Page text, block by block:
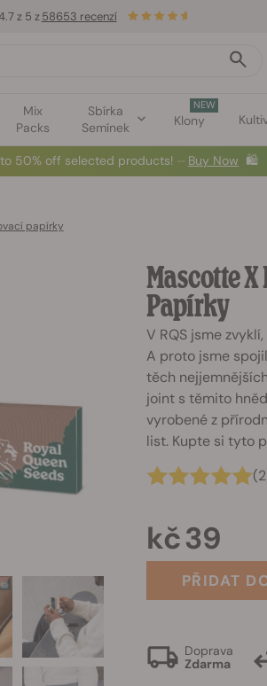
Mix
Packs
Sbírka
Semínek
NEW
Klony
z 5 z 58653 recenzí
to 50% off selected products! ⏤ Buy Now 🛍️
papírky
Mascotte X
Papírky
V RQS jsme
A proto jsme
těch
joint s těmito
vyrobené z
list. Kupte si tyto
kč 39
PŘIDAT
Doprava
Zdarma